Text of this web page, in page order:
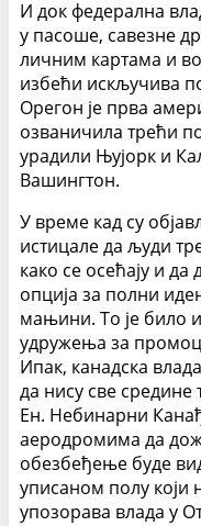
И док федерална
у пасоше, савезне
личним картама и
избећи искључива
Орегон је прва
озваничила трећи
урадили Њујорк и
Вашингтон.
У време кад су
истицале да људи
како се осећају и
опција за полни
мањини. То је било
удружења за
Ипак, канадска
да нису све
Ен. Небинарни
аеродромима да
обезбеђење буде
уписаном полу који
упозорава влада у